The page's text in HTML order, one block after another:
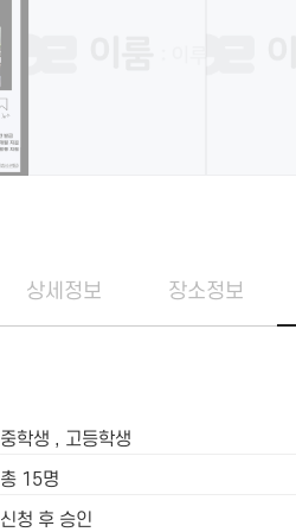
상세정보 장소정보
중학생 , 고등학생
총 15명
신청 후 승인